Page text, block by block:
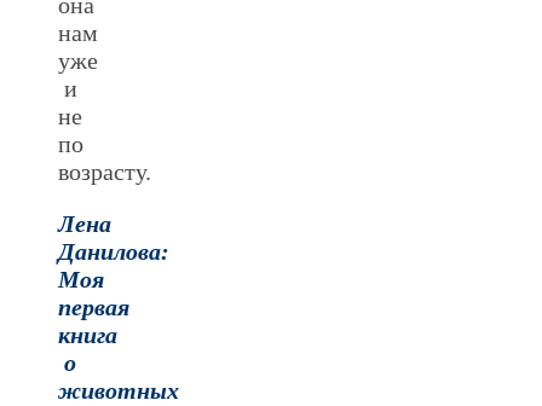
она
нам
уже
и
не
по
возрасту.
Лена
Данилова:
Моя
первая
книга
о
животных